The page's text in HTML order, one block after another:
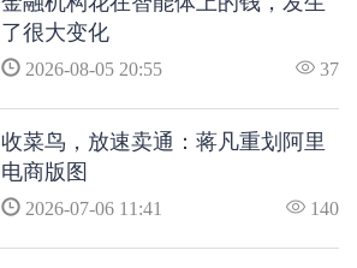
了很大变化
2026-08-05 20:55 37
收菜鸟，放速卖通：蒋凡重划阿里
电商版图
2026-07-06 11:41 140